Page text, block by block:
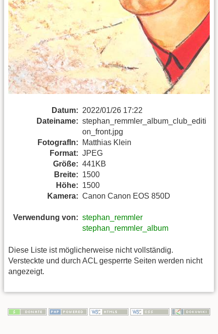
Datum: 2022/01/26 17:22
Dateiname: stephan_remmler_album_club_editi
on_front.jpg
FotografIn:
Matthias Klein
Format: JPEG
Größe: 441KB
Breite: 1500
Höhe: 1500
Kamera: Canon Canon EOS 850D
Verwendung von: stephan_remmler
stephan_remmler_album
Diese Liste ist möglicherweise nicht vollständig.
Versteckte und durch ACL gesperrte Seiten werden nicht
angezeigt.